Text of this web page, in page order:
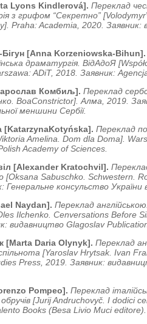
Lyons Kindlerová]. Переклад
з грифом “Секретно” [Volodymyr
].Praha: Academia, 2020. Заявник:
[Anna Korzeniowska-Bihun].
драматургія. ВідАдоЯ
ADiT, 2018. Заявник:
Комбиљ]. Переклад
BoaConstrictor]. Алма, 2019.
меншини Сербії.
[KatarzynaKotyńska]. Переклад
Amelina. Dom dla Doma].
Academy of Sciences.
[Alexander Kratochvil].
[Oksana Sabuschko. Schwestern.
Генеральне консульство України
Naydan].Переклад
Ilchenko. Cenversations Before
видавництво Glagoslav
[Marta Daria Olynyk]. Переклад
[Yaroslav Hrytsak. Ivan
Press, 2019. Заявник:
Pompeo]. Переклад
[Jurij Andruchovyč. I dodici
Books (Besa Livio Muci editore).